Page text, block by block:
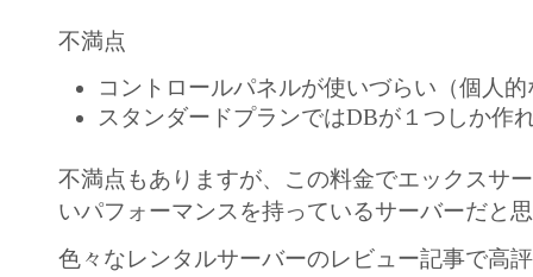
不満点
コントロールパネルが使いづらい（個人
スタンダードプランではDBが１つしか作
不満点もありますが、この料金でエックスサ
いパフォーマンスを持っているサーバーだと
色々なレンタルサーバーのレビュー記事で高